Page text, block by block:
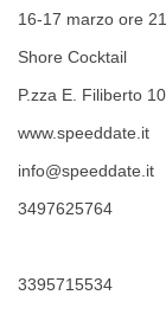
16-17 marzo ore
Shore Cocktail
P.zza E. Filiberto
www.speeddate.it
info@speeddate.it
3497625764
3395715534